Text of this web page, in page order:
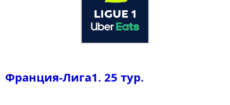
Франция-Лига1. 25 тур.